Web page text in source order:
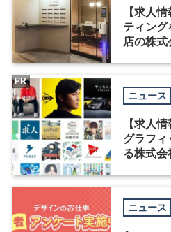
【求人
ティング
店の株
ニュース
【求人
グラフィ
る株式会
PR
ニュース